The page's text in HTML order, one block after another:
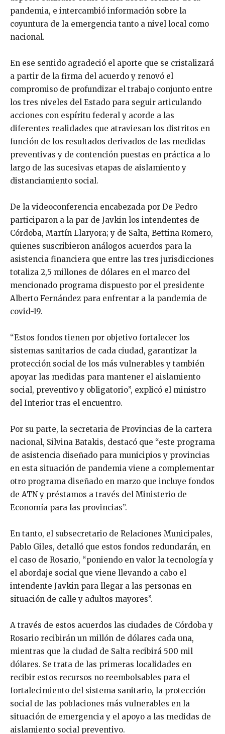
pandemia, e intercambió información sobre la
coyuntura de la emergencia tanto a nivel local como
nacional.
En ese sentido agradeció el aporte que se cristalizará
a partir de la firma del acuerdo y renovó el
compromiso de profundizar el trabajo conjunto entre
los tres niveles del Estado para seguir articulando
acciones con espíritu federal y acorde a las
diferentes realidades que atraviesan los distritos en
función de los resultados derivados de las medidas
preventivas y de contención puestas en práctica a lo
largo de las sucesivas etapas de aislamiento y
distanciamiento social.
De la videoconferencia encabezada por De Pedro
participaron a la par de Javkin los intendentes de
Córdoba, Martín Llaryora; y de Salta, Bettina Romero,
quienes suscribieron análogos acuerdos para la
asistencia financiera que entre las tres jurisdicciones
totaliza 2,5 millones de dólares en el marco del
mencionado programa dispuesto por el presidente
Alberto Fernández para enfrentar a la pandemia de
covid-19.
“Estos fondos tienen por objetivo fortalecer los
sistemas sanitarios de cada ciudad, garantizar la
protección social de los más vulnerables y también
apoyar las medidas para mantener el aislamiento
social, preventivo y obligatorio”, explicó el ministro
del Interior tras el encuentro.
Por su parte, la secretaria de Provincias de la cartera
nacional, Silvina Batakis, destacó que “este programa
de asistencia diseñado para municipios y provincias
en esta situación de pandemia viene a complementar
otro programa diseñado en marzo que incluye fondos
de ATN y préstamos a través del Ministerio de
Economía para las provincias”.
En tanto, el subsecretario de Relaciones Municipales,
Pablo Giles, detalló que estos fondos redundarán, en
el caso de Rosario, “poniendo en valor la tecnología y
el abordaje social que viene llevando a cabo el
intendente Javkin para llegar a las personas en
situación de calle y adultos mayores”.
A través de estos acuerdos las ciudades de Córdoba y
Rosario recibirán un millón de dólares cada una,
mientras que la ciudad de Salta recibirá 500 mil
dólares. Se trata de las primeras localidades en
recibir estos recursos no reembolsables para el
fortalecimiento del sistema sanitario, la protección
social de las poblaciones más vulnerables en la
situación de emergencia y el apoyo a las medidas de
aislamiento social preventivo.